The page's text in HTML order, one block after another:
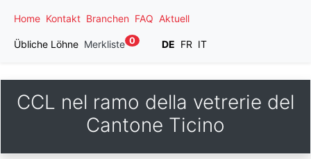
Home Kontakt Branchen FAQ Aktuell
Übliche Löhne Merkliste 0 DE FR IT
CCL nel ramo della vetrerie del
Cantone Ticino